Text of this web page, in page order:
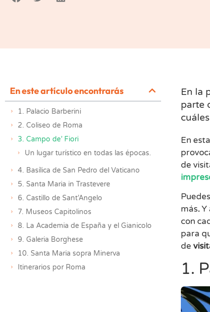
En este artículo encontrarás
1. Palacio Barberini
2. Coliseo de Roma
3. Campo de’ Fiori
Un lugar turístico en todas las épocas.
4. Basílica de San Pedro del Vaticano
5. Santa Maria in Trastevere
6. Castillo de Sant’Angelo
7. Museos Capitolinos
8. La Academia de España y el Gianicolo
9. Galeria Borghese
10. Santa Maria sopra Minerva
Itinerarios por Roma
En la
parte
En
de
más.Y
con
para
de
1.